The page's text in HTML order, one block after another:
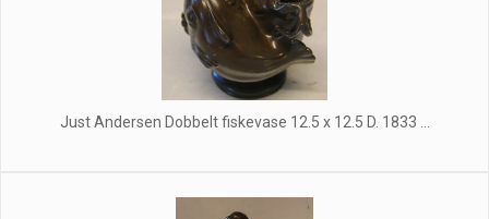
Just Andersen Dobbelt fiskevase 12.5 x 12.5 D. 1833 ...